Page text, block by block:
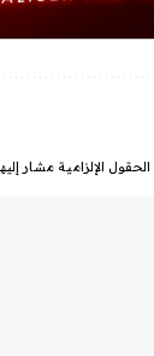
الحقول الإلزامية مشار